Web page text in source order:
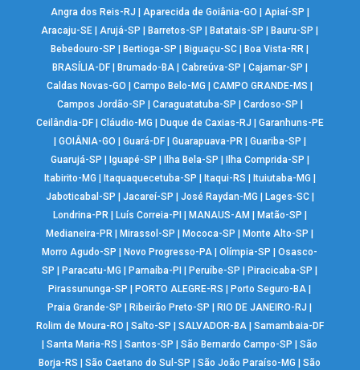
Angra dos Reis-RJ Aparecida de Goiânia-GO Apiaí-SP
Aracaju-SE |Arujá-SP Barretos-SP Batatais-SP Bauru-SP
Bebedouro-SP
Bertioga-SP Biguaçu-SC Boa Vista-RR
BRASÍLIA-DF| Brumado-BA| Cabreúva-SP Cajamar-SP
Caldas Novas-GO
|Campo Belo-MG |CAMPO GRANDE-MS
Campos Jordão-SP
Caraguatatuba-SP Cardoso-SP
Ceilândia-DF| Cláudio-MG Duque de Caxias-RJ
Garanhuns-PE
GOIÂNIA-GO Guará-DF| Guarapuava-PR| Guariba-SP
Guarujá-SP
Iguapé-SP Ilha Bela-SP Ilha Comprida-SP
Itabirito-MG
Itaquaquecetuba-SP Itaqui-RS Ituiutaba-MG
Jaboticabal-SP
Jacareí-SP José Raydan-MG Lages-SC|
Londrina-PR| Luís Correia-PI MANAUS-AM Matão-SP
Medianeira-PR
Mirassol-SP Mococa-SP Monte Alto-SP
Morro Agudo-SP
Novo Progresso-PA |Olímpia-SP |Osasco-
SP
Paracatu-MG Parnaíba-PI Peruíbe-SP Piracicaba-SP
Pirassununga-SP
PORTO ALEGRE-RS Porto Seguro-BA
Praia Grande-SP
Ribeirão Preto-SP RIO DE JANEIRO-RJ
Rolim de Moura-RO
Salto-SP SALVADOR-BA| Samambaia-DF
|Santa Maria-RS |Santos-SP |São Bernardo Campo-SP |São
Borja-RS
|São Caetano do Sul-SP |São João Paraíso-MG |São